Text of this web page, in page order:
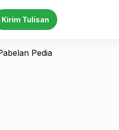
Kirim Tulisan
Pedia